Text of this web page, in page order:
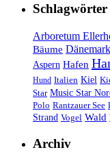
Schlagwörter
Arboretum
Bäume Dänemark
Aspern Hafen
Hund Italien Kiel
Star Music Star
Polo Rantzauer See
Strand Vogel Wald
Archiv